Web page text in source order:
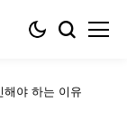
해야 하는 이유